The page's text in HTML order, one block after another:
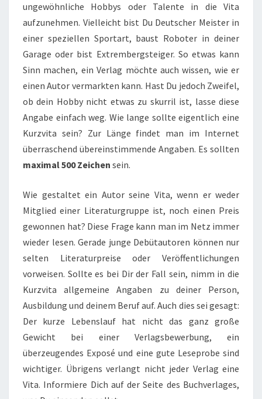
ungewöhnliche Hobbys oder Talente in die Vita
aufzunehmen. Vielleicht bist Du Deutscher Meister in
einer speziellen Sportart, baust Roboter in deiner
Garage oder bist Extrembergsteiger. So etwas kann
Sinn machen, ein Verlag möchte auch wissen, wie er
einen Autor vermarkten kann. Hast Du jedoch Zweifel,
ob dein Hobby nicht etwas zu skurril ist, lasse diese
Angabe einfach weg. Wie lange sollte eigentlich eine
Kurzvita sein? Zur Länge findet man im Internet
überraschend übereinstimmende Angaben. Es sollten
maximal 500 Zeichen sein.
Wie gestaltet ein Autor seine Vita, wenn er weder
Mitglied einer Literaturgruppe ist, noch einen Preis
gewonnen hat? Diese Frage kann man im Netz immer
wieder lesen. Gerade junge Debütautoren können nur
selten Literaturpreise oder Veröffentlichungen
vorweisen. Sollte es bei Dir der Fall sein, nimm in die
Kurzvita allgemeine Angaben zu deiner Person,
Ausbildung und deinem Beruf auf. Auch dies sei gesagt:
Der kurze Lebenslauf hat nicht das ganz große
Gewicht bei einer Verlagsbewerbung, ein
überzeugendes Exposé und eine gute Leseprobe sind
wichtiger. Übrigens verlangt nicht jeder Verlag eine
Vita. Informiere Dich auf der Seite des Buchverlages,